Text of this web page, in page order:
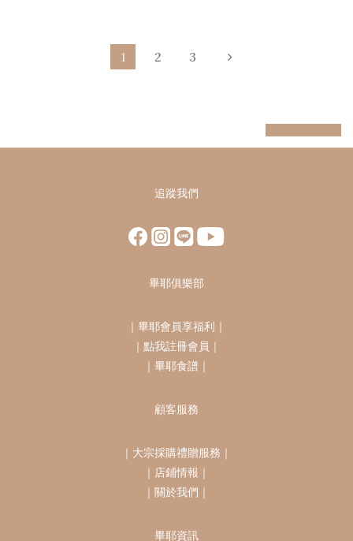
1 2 3
追蹤我們
畢耶俱樂部
｜ 畢耶會員享福利 ｜
｜ 點我註冊會員 ｜
｜ 畢耶食譜 ｜
顧客服務
｜ 大宗採購禮贈服務 ｜
｜ 店鋪情報 ｜
｜ 關於我們 ｜
畢耶資訊